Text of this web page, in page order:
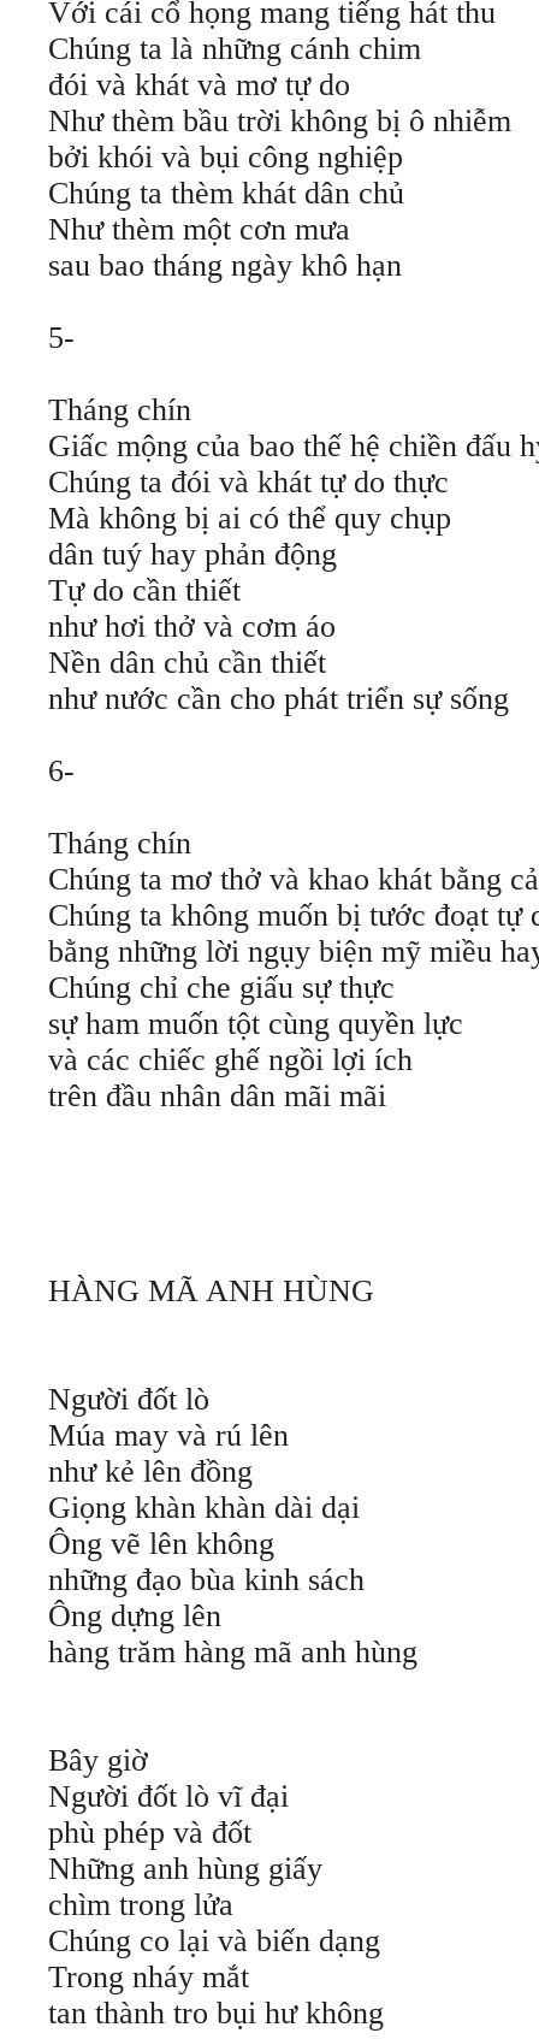
Với cái cổ họng mang tiếng hát thu
Chúng ta là những cánh chim
đói và khát và mơ tự do
Như thèm bầu trời không bị ô nhiễm
bởi khói và bụi công nghiệp
Chúng ta thèm khát dân chủ
Như thèm một cơn mưa
sau bao tháng ngày khô hạn
5-
Tháng chín
Giấc mộng của bao thế hệ chiền đấu
Chúng ta đói và khát tự do thực
Mà không bị ai có thể quy chụp
dân tuý hay phản động
Tự do cần thiết
như hơi thở và cơm áo
Nền dân chủ cần thiết
như nước cần cho phát triển sự sống
6-
Tháng chín
Chúng ta mơ thở và khao khát bằng
Chúng ta không muốn bị tước đoạt tự
bằng những lời ngụy biện mỹ miều
Chúng chỉ che giấu sự thực
sự ham muốn tột cùng quyền lực
và các chiếc ghế ngồi lợi ích
trên đầu nhân dân mãi mãi
HÀNG MÃ ANH HÙNG
Người đốt lò
Múa may và rú lên
như kẻ lên đồng
Giọng khàn khàn dài dại
Ông vẽ lên không
những đạo bùa kinh sách
Ông dựng lên
hàng trăm hàng mã anh hùng
Bây giờ
Người đốt lò vĩ đại
phù phép và đốt
Những anh hùng giấy
chìm trong lửa
Chúng co lại và biến dạng
Trong nháy mắt
tan thành tro bụi hư không